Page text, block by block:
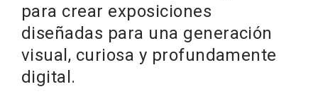
para crear exposiciones
diseñadas para una generación
visual, curiosa y profundamente
digital.